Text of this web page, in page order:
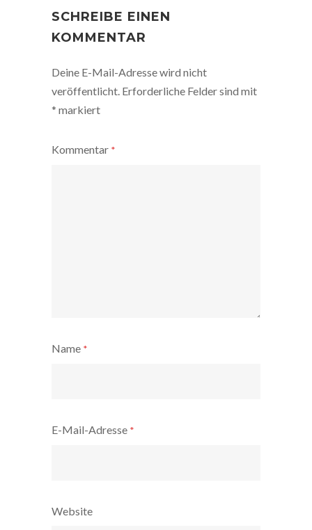
SCHREIBE EINEN
KOMMENTAR
Deine E-Mail-Adresse wird nicht
veröffentlicht. Erforderliche Felder sind mit
* markiert
Kommentar *
Name *
E-Mail-Adresse *
Website